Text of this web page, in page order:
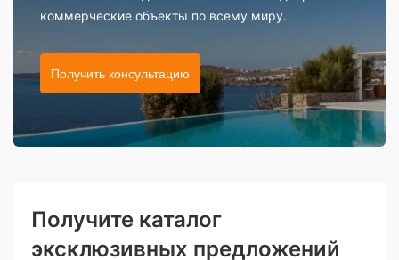
коммерческие объекты по всему миру.
Получить консультацию
Получите каталог
эксклюзивных предложений